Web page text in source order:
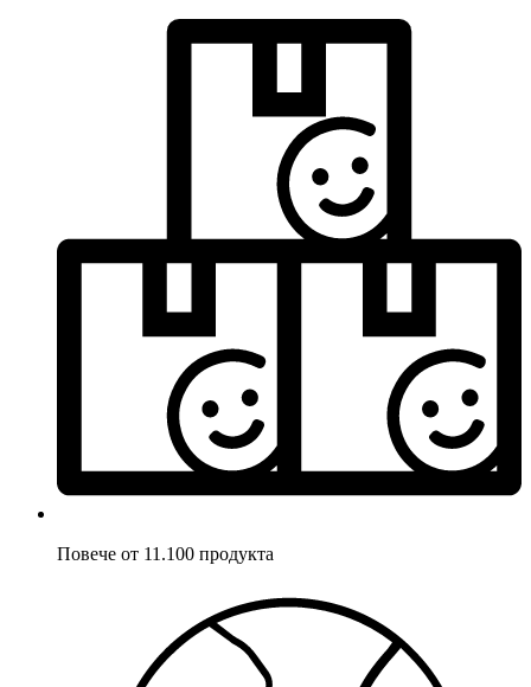
Повече от 11.100 продукта